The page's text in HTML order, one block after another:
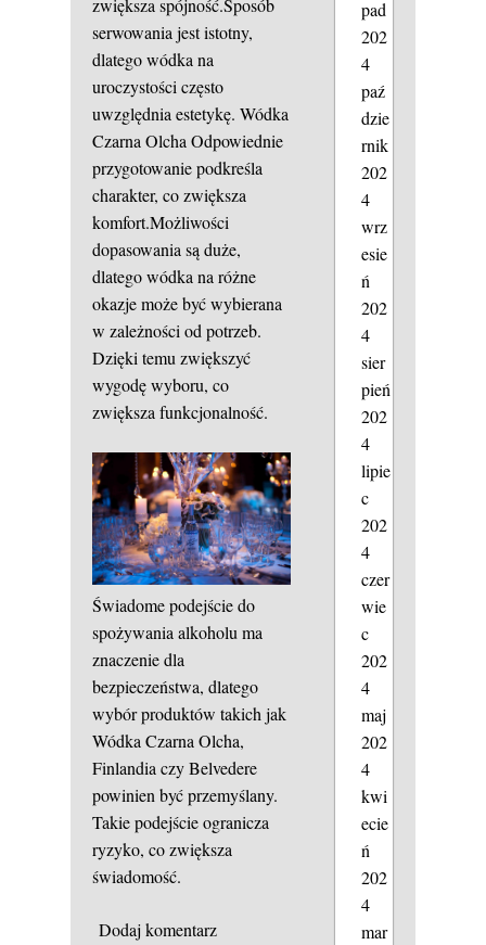
zwiększa spójność.Sposób
serwowania jest istotny,
dlatego wódka na
uroczystości często
uwzględnia estetykę. Wódka
Czarna Olcha Odpowiednie
przygotowanie podkreśla
charakter, co zwiększa
komfort.Możliwości
dopasowania są duże,
dlatego wódka na różne
okazje może być wybierana
w zależności od potrzeb.
Dzięki temu zwiększyć
wygodę wyboru, co
zwiększa funkcjonalność.
Świadome podejście do
spożywania alkoholu ma
znaczenie dla
bezpieczeństwa, dlatego
wybór produktów takich jak
Wódka Czarna Olcha,
Finlandia czy Belvedere
powinien być przemyślany.
Takie podejście ogranicza
ryzyko, co zwiększa
świadomość.
Dodaj komentarz
pad
202
4
paź
dzie
rnik
202
4
wrz
esie
ń
202
4
sier
pień
202
4
lipie
c
202
4
czer
wie
c
202
4
maj
202
4
kwi
ecie
ń
202
4
mar